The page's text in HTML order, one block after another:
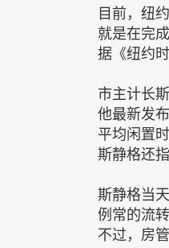
目前，纽
就是在完
据《纽约
市主计长
他最新发
平均闲置
斯静格还
斯静格当
例常的流
不过，房